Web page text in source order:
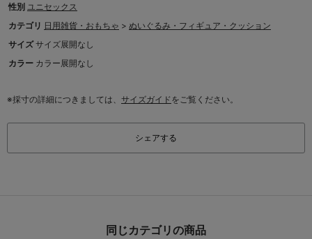
性別 ユニセックス
カテゴリ 日用雑貨・おもちゃ > ぬいぐるみ・フィギュア・クッション
サイズ サイズ展開なし
カラー カラー展開なし
※採寸の詳細につきましては、 サイズガイドをご覧ください。
シェアする
同じカテゴリの商品